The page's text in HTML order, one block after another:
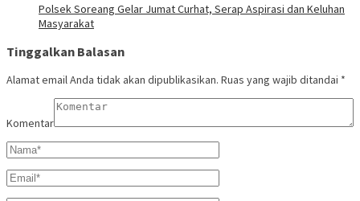
Polsek Soreang Gelar Jumat Curhat, Serap Aspirasi dan Keluhan
Masyarakat
Tinggalkan Balasan
Alamat email Anda tidak akan dipublikasikan. Ruas yang wajib ditandai *
Komentar